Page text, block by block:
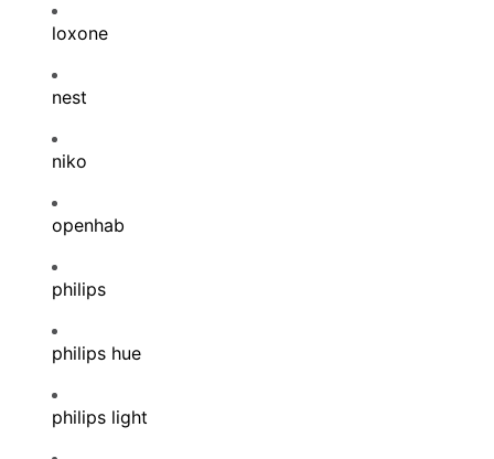
loxone
nest
niko
openhab
philips
philips hue
philips light